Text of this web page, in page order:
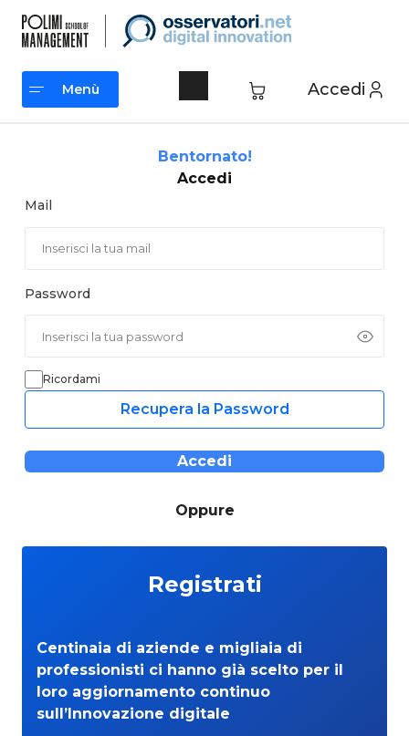
contenuto
Accedi
Menù
Bentornato!
Accedi
Mail
Password
Ricordami
Recupera la Password
Accedi
Oppure
Registrati
Centinaia di aziende e migliaia di
professionisti ci hanno già scelto per il
loro aggiornamento continuo
sull’Innovazione digitale